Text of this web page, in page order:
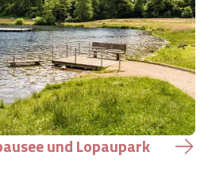
und Lopaupark